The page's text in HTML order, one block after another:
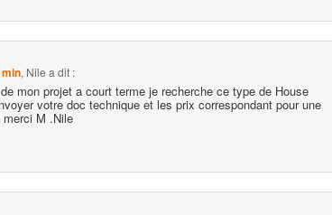
, Nile a dit :
mon projet a court terme je recherche ce type de House
votre doc technique et les prix correspondant pour une
M .Nile